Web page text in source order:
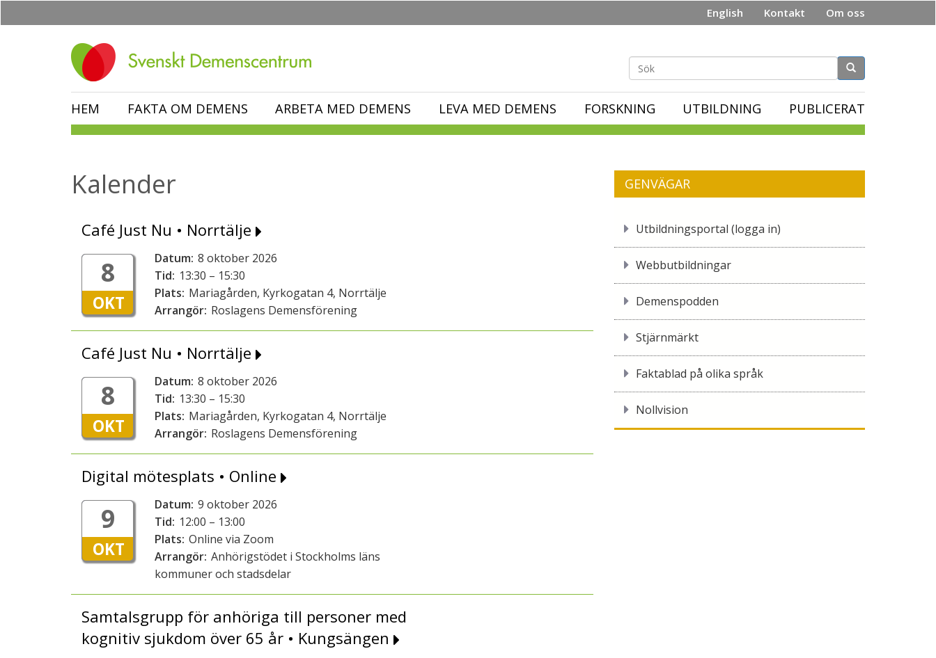
English Kontakt Om oss
Sökformulär
HEM FAKTA OM DEMENS ARBETA MED DEMENS LEVA MED DEMENS FORSKNING UTBILDNING PUBLICERAT
Kalender
Café Just Nu • Norrtälje
8
OKT
Datum: 8 oktober 2026
Tid: 13:30 – 15:30
Plats: Mariagården, Kyrkogatan 4, Norrtälje
Arrangör: Roslagens Demensförening
Café Just Nu • Norrtälje
8
OKT
Datum: 8 oktober 2026
Tid: 13:30 – 15:30
Plats: Mariagården, Kyrkogatan 4, Norrtälje
Arrangör: Roslagens Demensförening
Digital mötesplats • Online
9
OKT
Datum: 9 oktober 2026
Tid: 12:00 – 13:00
Plats: Online via Zoom
Arrangör: Anhörigstödet i Stockholms läns
kommuner och stadsdelar
Samtalsgrupp för anhöriga till personer med
kognitiv sjukdom över 65 år • Kungsängen
GENVÄGAR
Utbildningsportal (logga in)
Webbutbildningar
Demenspodden
Stjärnmärkt
Faktablad på olika språk
Nollvision